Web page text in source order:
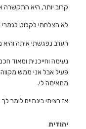
קרוב יותר, היא התקשרה
לא הצלחתי לקלוט לגמרי
הערב נפגשתי איתה והיא
נעימה וחייכנית ומאוד
פעיל אבל אני ממש מקווה
מתאימה לי.
אז רציתי בינתיים לומר לך
יהודית